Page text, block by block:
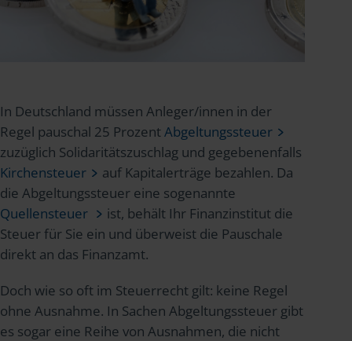
In Deutschland müssen Anleger/innen in der
Regel pauschal 25 ProzentAbgeltungssteuer
zuzüglich Solidaritätszuschlag und gegebenenfalls
Kirchensteuer
auf Kapitalerträge bezahlen. Da
die Abgeltungssteuer eine sogenannte
Quellensteuer
ist, behält Ihr Finanzinstitut die
Steuer für Sie ein und überweist die Pauschale
direkt an das Finanzamt.
Doch wie so oft im Steuerrecht gilt: keine Regel
ohne Ausnahme. In Sachen Abgeltungssteuer gibt
es sogar eine Reihe von Ausnahmen, die nicht